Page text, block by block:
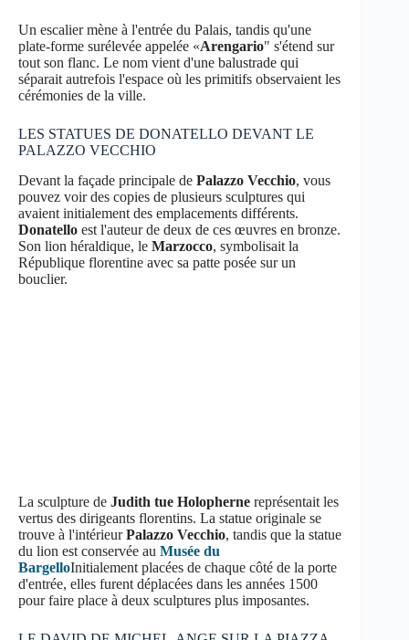
Un escalier mène à l'entrée du Palais, tandis qu'une
plate-forme surélevée appelée «Arengario" s'étend sur
tout son flanc. Le nom vient d'une balustrade qui
séparait autrefois l'espace où les primitifs observaient les
cérémonies de la ville.
LES STATUES DE DONATELLO DEVANT LE
PALAZZO VECCHIO
Devant la façade principale de Palazzo Vecchio, vous
pouvez voir des copies de plusieurs sculptures qui
avaient initialement des emplacements différents.
Donatello est l'auteur de deux de ces œuvres en bronze.
Son lion héraldique, le Marzocco, symbolisait la
République florentine avec sa patte posée sur un
bouclier.
La sculpture de Judith tue Holopherne représentait les
vertus des dirigeants florentins. La statue originale se
trouve à l'intérieurPalazzo Vecchio, tandis que la statue
du lion est conservée au Musée du
BargelloInitialement placées de chaque côté de la porte
d'entrée, elles furent déplacées dans les années 1500
pour faire place à deux sculptures plus imposantes.